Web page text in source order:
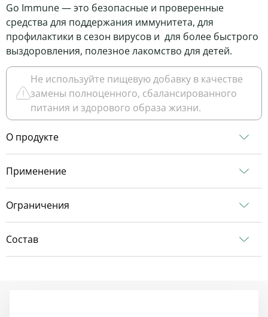
Go Immune — это безопасные и проверенные
средства для поддержания иммунитета, для
профилактики в сезон вирусов и для более быстрого
выздоровления, полезное лакомство для детей.
Не используйте пищевую добавку в качестве
замены полноценного, сбалансированного
питания и здорового образа жизни.
О продукте
Применение
Ограничения
Состав